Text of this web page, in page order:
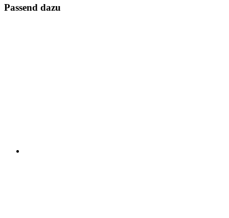
Passend dazu